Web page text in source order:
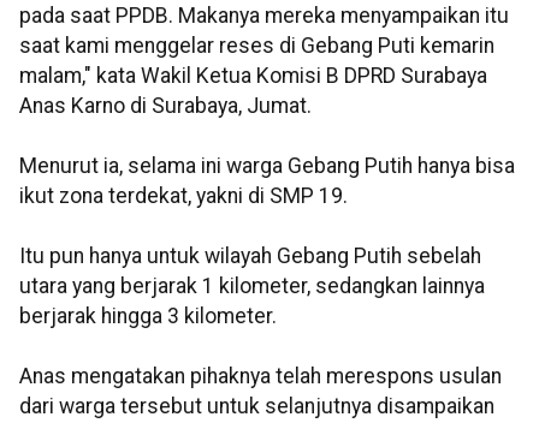
pada saat PPDB. Makanya mereka menyampaikan itu
saat kami menggelar reses di Gebang Puti kemarin
malam," kata Wakil Ketua Komisi B DPRD Surabaya
Anas Karno di Surabaya, Jumat.
Menurut ia, selama ini warga Gebang Putih hanya bisa
ikut zona terdekat, yakni di SMP 19.
Itu pun hanya untuk wilayah Gebang Putih sebelah
utara yang berjarak 1 kilometer, sedangkan lainnya
berjarak hingga 3 kilometer.
Anas mengatakan pihaknya telah merespons usulan
dari warga tersebut untuk selanjutnya disampaikan